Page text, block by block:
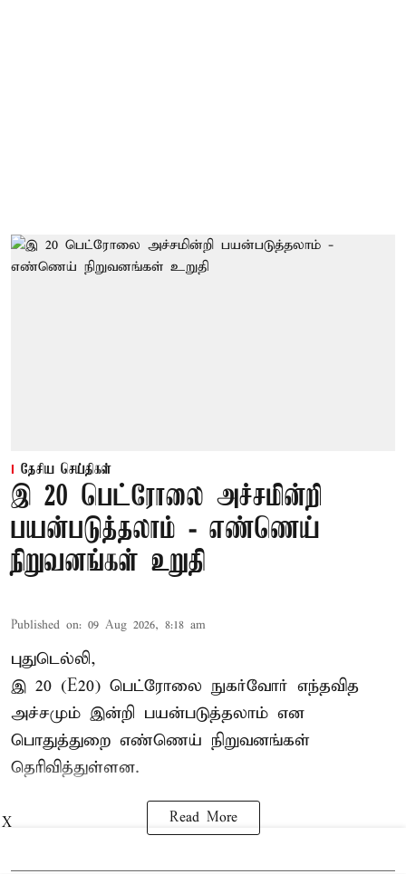
தேசிய செய்திகள்
இ 20 பெட்ரோலை அச்சமின்றி
பயன்படுத்தலாம் - எண்ணெய்
நிறுவனங்கள் உறுதி
Published on: 09 Aug 2026, 8:18 am
புதுடெல்லி,
இ 20 (E20) பெட்ரோலை நுகர்வோர் எந்தவித
அச்சமும் இன்றி பயன்படுத்தலாம் என
பொதுத்துறை எண்ணெய் நிறுவனங்கள்
தெரிவித்துள்ளன.
Read More
X